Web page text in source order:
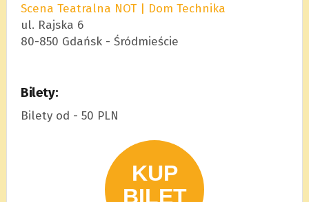
Scena Teatralna NOT | Dom Technika
ul. Rajska 6
80-850 Gdańsk - Śródmieście
Bilety:
Bilety od - 50 PLN